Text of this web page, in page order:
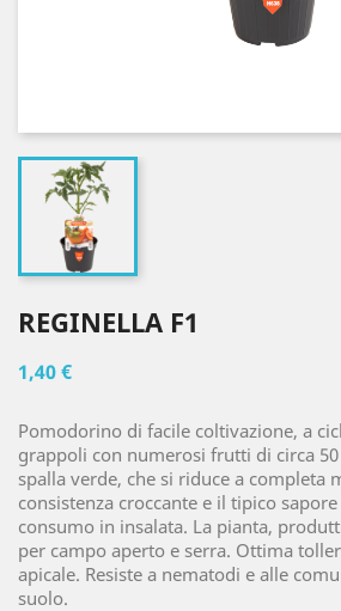
REGINELLA F1
1,40 €
Pomodorino di facile coltivazione, a
grappoli con numerosi frutti di circa
spalla verde, che si riduce a completa
consistenza croccante e il tipico
consumo in insalata. La pianta,
per campo aperto e serra. Ottima
apicale. Resiste a nematodi e alle
suolo.